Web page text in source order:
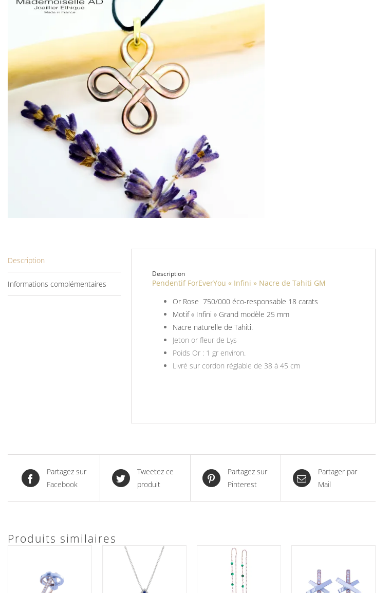
Description
Informations complémentaires
Description
Pendentif ForEverYou « Infini » Nacre de Tahiti GM
Or Rose 750/000 éco-responsable 18 carats
Motif « Infini » Grand modèle 25 mm
Nacre naturelle de Tahiti.
Jeton or fleur de Lys
Poids Or : 1 gr environ.
Livré sur cordon réglable de 38 à 45 cm
Partagez sur
Facebook
Tweetez ce
produit
Partagez sur
Pinterest
Partager par
Mail
Produits similaires